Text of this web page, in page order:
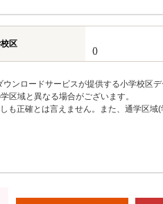
区
()
ンロードサービスが提供する小学校区
区域と異なる場合がございます。
も正確とは言えません。また、通学区域